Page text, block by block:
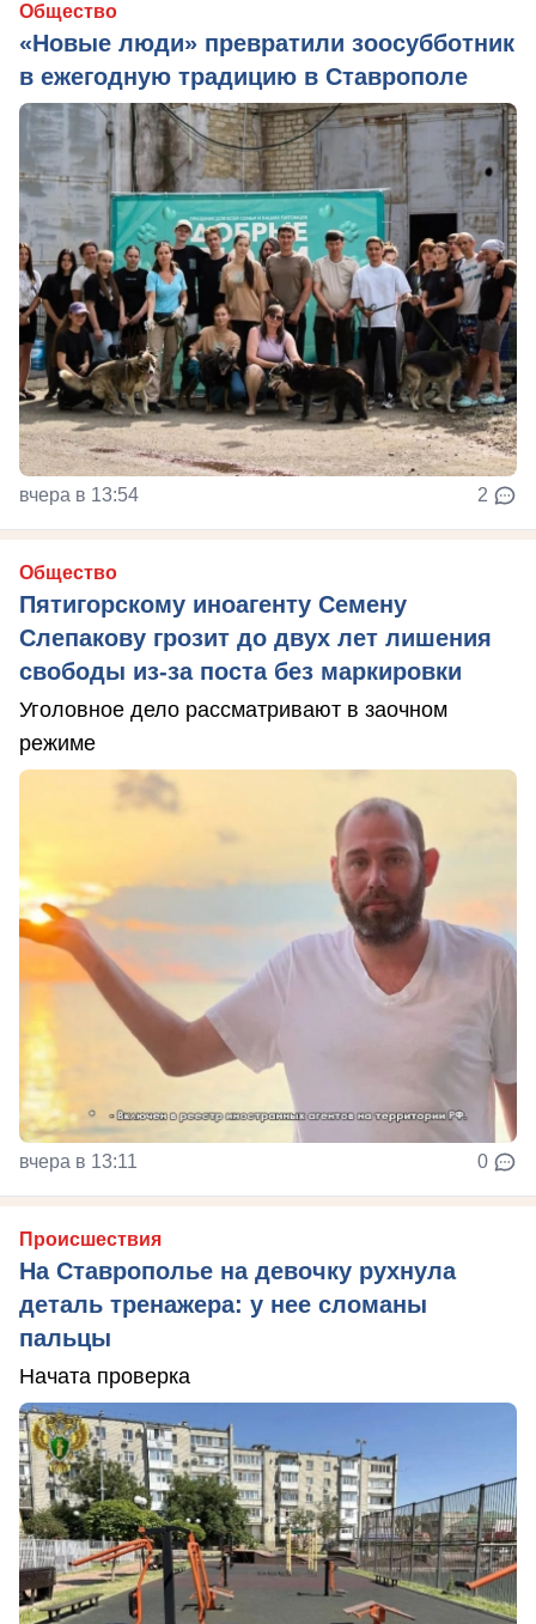
Общество
«Новые люди» превратили зоосубботник
в ежегодную традицию в Ставрополе
вчера в 13:54 2
Общество
Пятигорскому иноагенту Семену
Слепакову грозит до двух лет лишения
свободы из-за поста без маркировки
Уголовное дело рассматривают в заочном
режиме
вчера в 13:11 0
Происшествия
На Ставрополье на девочку рухнула
деталь тренажера: у нее сломаны
пальцы
Начата проверка